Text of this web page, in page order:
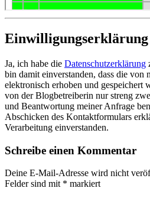
Ja, ich habe die Datenschutzerklärung
bin damit einverstanden, dass die von
elektronisch erhoben und gespeichert
von der Blogbetreiberin nur streng
und Beantwortung meiner Anfrage
Abschicken des Kontaktformulars
Verarbeitung einverstanden.
Schreibe einen Kommentar
Deine E-Mail-Adresse wird nicht
Felder sind mit * markiert